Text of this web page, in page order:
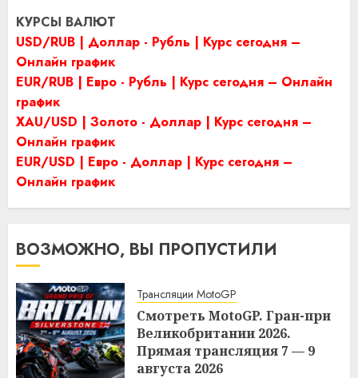
КУРСЫ ВАЛЮТ
USD/RUB | Доллар - Рубль | Курс сегодня –
Онлайн график
EUR/RUB | Евро - Рубль | Курс сегодня – Онлайн
график
XAU/USD | Золото - Доллар | Курс сегодня –
Онлайн график
EUR/USD | Евро - Доллар | Курс сегодня –
Онлайн график
ВОЗМОЖНО, ВЫ ПРОПУСТИЛИ
Трансляции MotoGP
Смотреть MotoGP. Гран-при
Великобритании 2026.
Прямая трансляция 7 — 9
августа 2026